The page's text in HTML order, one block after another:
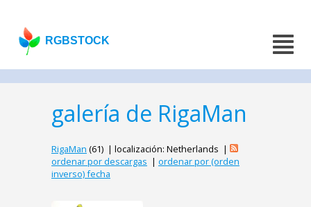
RGBSTOCK
galería de RigaMan
RigaMan (61) | localización: Netherlands |
ordenar por descargas | ordenar por (orden
inverso) fecha